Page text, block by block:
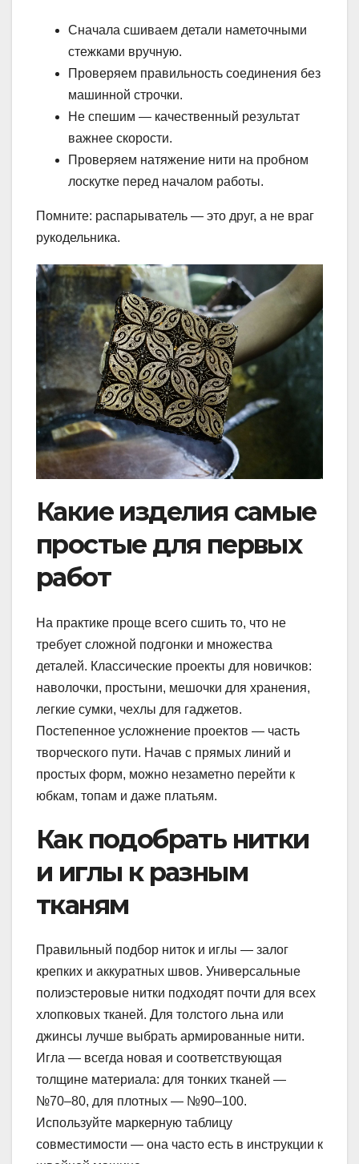
Сначала сшиваем детали наметочными
стежками вручную.
Проверяем правильность соединения без
машинной строчки.
Не спешим — качественный результат
важнее скорости.
Проверяем натяжение нити на пробном
лоскутке перед началом работы.
Помните: распарыватель — это друг, а не враг
рукодельника.
Какие изделия самые
простые для первых
работ
На практике проще всего сшить то, что не
требует сложной подгонки и множества
деталей. Классические проекты для новичков:
наволочки, простыни, мешочки для хранения,
легкие сумки, чехлы для гаджетов.
Постепенное усложнение проектов — часть
творческого пути. Начав с прямых линий и
простых форм, можно незаметно перейти к
юбкам, топам и даже платьям.
Как подобрать нитки
и иглы к разным
тканям
Правильный подбор ниток и иглы — залог
крепких и аккуратных швов. Универсальные
полиэстеровые нитки подходят почти для всех
хлопковых тканей. Для толстого льна или
джинсы лучше выбрать армированные нити.
Игла — всегда новая и соответствующая
толщине материала: для тонких тканей —
№70–80, для плотных — №90–100.
Используйте маркерную таблицу
совместимости — она часто есть в инструкции к